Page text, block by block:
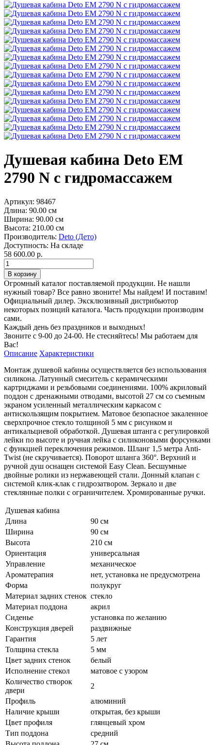
Душевая кабина Deto ЕМ
2790 N с гидромассажем
Артикул: 98467
Длина: 90.00 см
Ширина: 90.00 см
Высота: 210.00 см
Производитель: Deto (Дето)
Доступность: На складе
58 600.00 р.
Огромный каталог поставляемой продукции. Не нашли
нужный товар? Все равно звоните! Мы найдем! И поставим!
Официальный дилер. Эксклюзивный дистрибьютор
некоторых позиций каталога. Часть продукции производим
сами.
Каждый день без праздников и выходных!
Звоните с 9-00 до 24-00. Не стесняйтесь! Мы работаем для
Вас!
Описание Характеристики
Монтаж душевой кабины осуществляется без использования
силикона. Латунный смеситель с керамическими
картриджами и резьбовыми соединениями. 100% акриловый
поддон с дренажными отводами, высотой 27 см со съемным
экраном усиленный металлическим каркасом с
антискользящим покрытием. Матовое безопасное закаленное
сверхпрочное стекло толщиной 5 мм с рисунком и
антикальциевой обработкой. Душевая штанга с регулировкой
лейки по высоте и ручная лейка с силиконовыми форсунками
с функцией переключения режимов. Шланг 1,5 метра Anti-
Twist (не скручивается). Поворот шланга 360°. Верхний и
ручной душ оснащен системой Easy Clean. Бесшумные
двойные ролики из нержавеющей стали. Донный клапан с
системой клик-клак с гидрозатвором. Зеркало и две
стеклянные полки с ограничителем. Хромированные ручки.
Душевая кабина
Длина
90 см
Ширина
90 см
Высота
210 см
Ориентация
универсальная
Управление
механическое
Ароматерапия
нет, установка не предусмотрена
Форма
полукруг
Материал задних стенок стекло
Материал поддона
акрил
Сиденье
установка по желанию
Конструкция дверей
раздвижные
Гарантия
5 лет
Толщина стекла
5 мм
Цвет задних стенок
белый
Исполнение стекол
матовое с узором
Количество створок
двери
2
Профиль
алюминий
Наличие крыши
открытая, без крыши
Цвет профиля
глянцевый хром
Тип поддона
средний